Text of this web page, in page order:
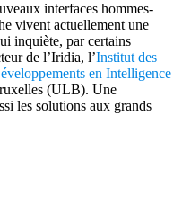
interfaces hommes-
vivent actuellement une
inquiète, par certains
de l’Iri­dia, l’Ins­ti­tut des
en In­tel­li­gence
(ULB). Une
les solutions aux grands